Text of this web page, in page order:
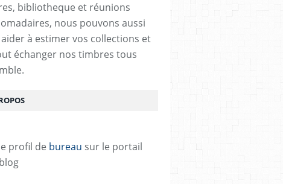
bibliotheque et réunions
nous pouvons aussi
à estimer vos collections et
échanger nos timbres tous
profil de bureau sur le portail